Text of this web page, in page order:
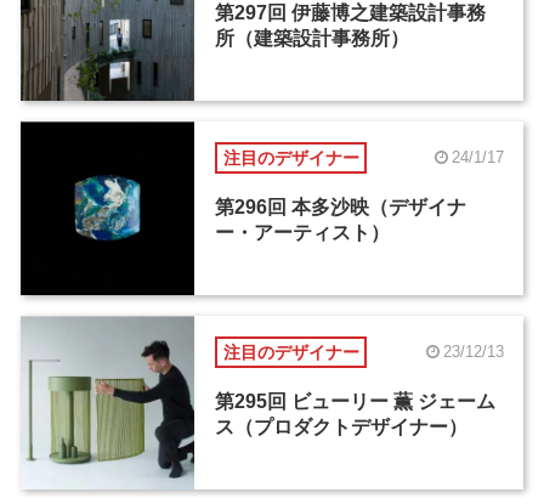
第297回 伊藤博之建築設計事務
所（建築設計事務所）
注目のデザイナー 24/1/17
第296回 本多沙映（デザイナ
ー・アーティスト）
注目のデザイナー 23/12/13
第295回 ビューリー 薫 ジェーム
ス（プロダクトデザイナー）